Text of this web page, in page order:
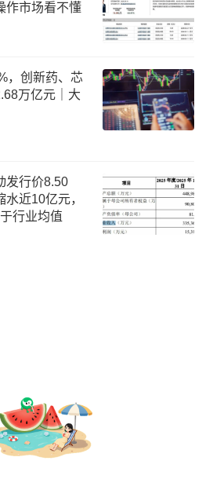
作市场看不懂
，创新药、芯
万亿元｜大
发行价8.50
近10亿元，
行业均值